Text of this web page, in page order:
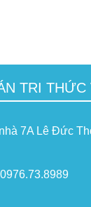
TRI THỨC
7A Lê Đức